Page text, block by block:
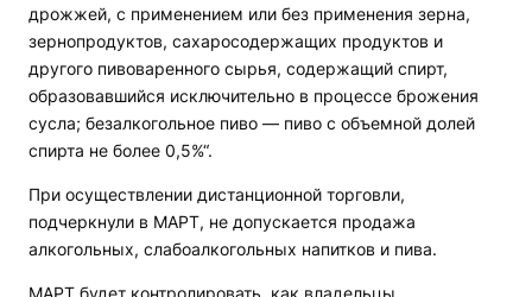
дрожжей, с применением или без применения зерна,
зернопродуктов, сахаросодержащих продуктов и
другого пивоваренного сырья, содержащий спирт,
образовавшийся исключительно в процессе брожения
сусла; безалкогольное пиво — пиво с объемной долей
спирта не более 0,5%“.
При осуществлении дистанционной торговли,
подчеркнули в МАРТ, не допускается продажа
алкогольных, слабоалкогольных напитков и пива.
МАРТ будет контролировать, как владельцы